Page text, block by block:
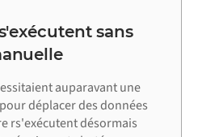
sans
auparavant une
déplacer des données
rs'exécutent désormais